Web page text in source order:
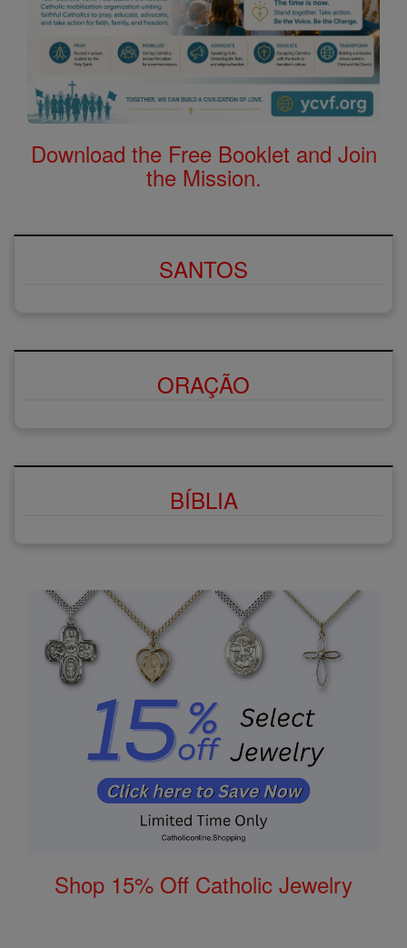
Download the Free Booklet and Join
the Mission.
SANTOS
ORAÇÃO
BÍBLIA
Shop 15% Off Catholic Jewelry